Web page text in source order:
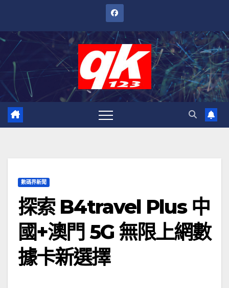
內
數碼界新聞
探索 B4travel Plus 中
國+澳門 5G 無限上網數
據卡新選擇